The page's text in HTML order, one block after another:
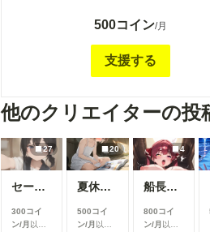
ートは騎士団の解放費用に当てます😂（架
500コイン/月
支援する
他のクリエイターの投
27
セーラーちゃんと先生 26-08-04
300コイ
ン/月 以上
20
夏休みに覚えたこと
500コイ
ン/月 以上
4
船長のズボズボおなにー♪
800コイ
ン/月 以上